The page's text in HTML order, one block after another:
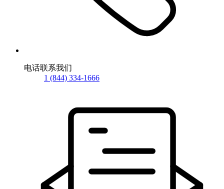
电话联系我们
1 (844) 334-1666